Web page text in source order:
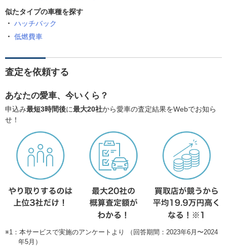
似たタイプの車種を探す
ハッチバック
低燃費車
査定を依頼する
あなたの愛車、今いくら？
申込み最短3時間後に最大20社から愛車の査定結果をWebでお知ら
せ！
※1：本サービスで実施のアンケートより （回答期間：2023年6月〜2024
年5月）